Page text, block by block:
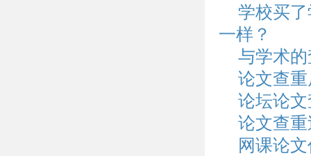
学校买
一样？
与学术
论文查
论坛论
论文查
网课论